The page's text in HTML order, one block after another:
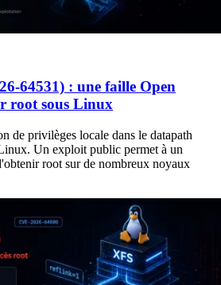
64531) : une faille Open
root sous Linux
de privilèges locale dans le datapath
Un exploit public permet à un
root sur de nombreux noyaux